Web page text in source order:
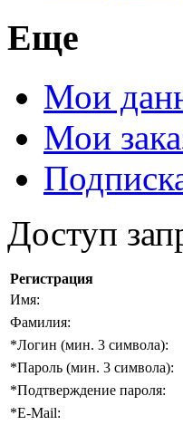
Еще
Мои
Мои
Доступ
Регистрация
Имя:
Фамилия:
*Логин (мин. 3 символа):
*Пароль (мин. 3 символа):
*Подтверждение пароля:
*E-Mail: